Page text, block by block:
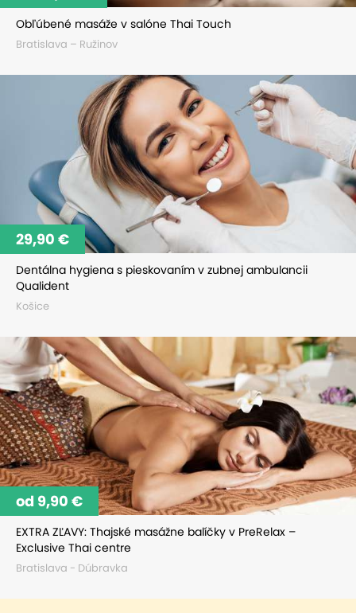
Obľúbené masáže v salóne Thai Touch
Bratislava – Ružinov
Dentálna hygiena s pieskovaním v zubnej ambulancii
Qualident
Košice
29,90 €
EXTRA ZĽAVY: Thajské masážne balíčky v PreRelax –
Exclusive Thai centre
Bratislava - Dúbravka
od 9,90 €